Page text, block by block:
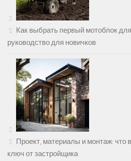
Как выбрать первый мотоблок
руководство для новичков
Проект, материалы и монтаж: что
ключ от застройщика